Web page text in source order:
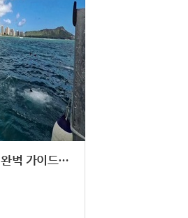
하와이 어린이 스노클링 투어 완벽 가이드: 바다거북과 만나는 특별한 해양 체험